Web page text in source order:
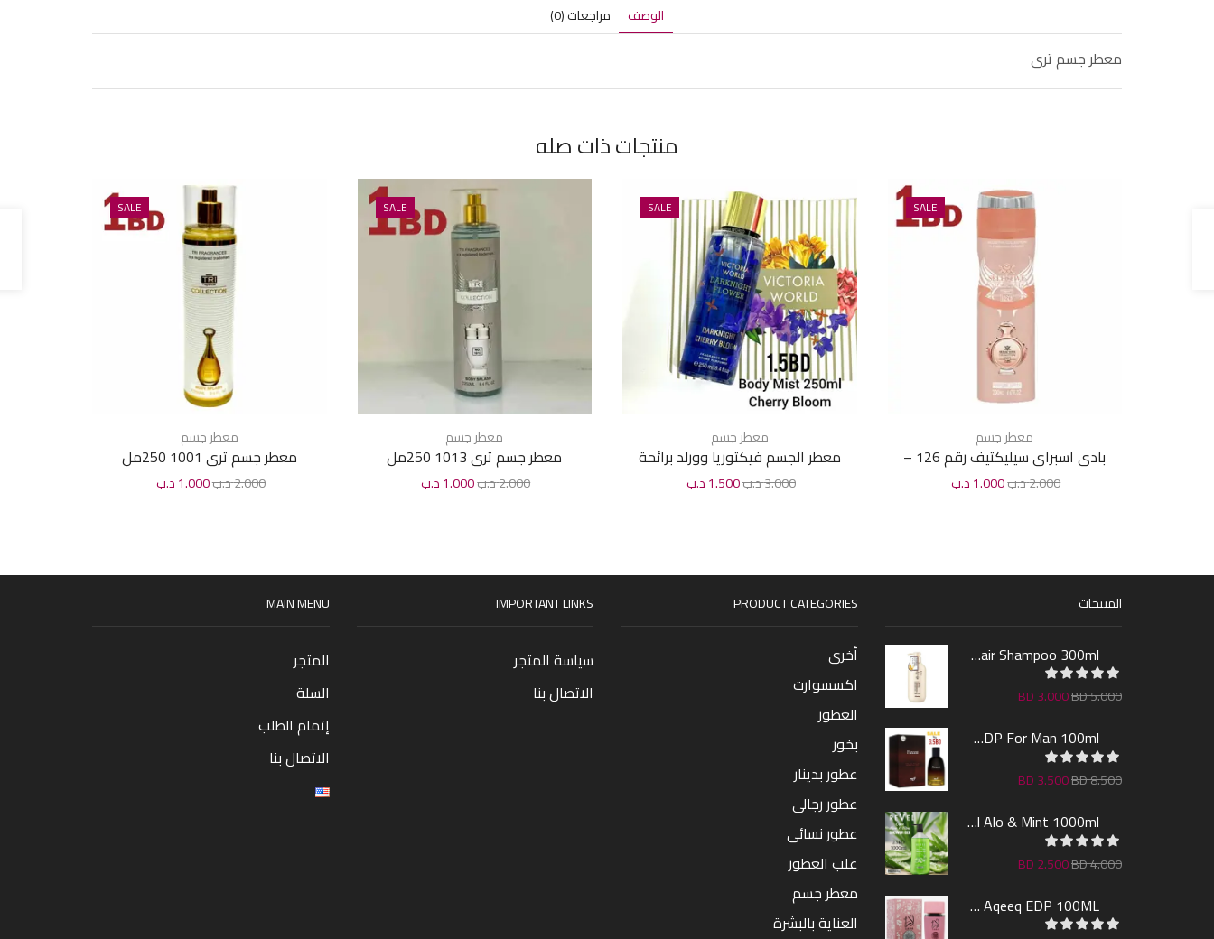
الوصف مراجعات (0)
معطر جسم ترى
منتجات ذات صله
SALE
معطر جسم
بادى اسبراى سيليكتيف رقم 126 –
200مل2.000د.ب1.000د.ب
SALE
معطر جسم
معطر الجسم فيكتوريا وورلد برائحة
شيرى بلوم 250 مل
3.000د.ب1.500د.ب
SALE
معطر جسم
معطر جسم ترى 1013 250مل
2.000د.ب1.000د.ب
SALE
معطر جسم
معطر جسم ترى 1001 250مل
2.000د.ب1.000د.ب
MAIN MENU
المتجر
السلة
إتمام الطلب
الاتصال بنا
IMPORTANT LINKS
سياسة المتجر
الاتصال بنا
PRODUCT CATEGORIES
أخرى
اكسسوارت
العطور
بخور
عطور بدينار
عطور رجالى
عطور نسائى
علب العطور
معطر جسم
العناية بالبشرة
المنتجات
Sakura Hair Shampoo 300ml
BD5.000
BD3.000
Farcent EDP For Man 100ml
BD8.500
BD3.500
Revel Shower Gel Alo & Mint 1000ml
BD4.000
BD2.500
Lara By AL Aqeeq EDP 100ML